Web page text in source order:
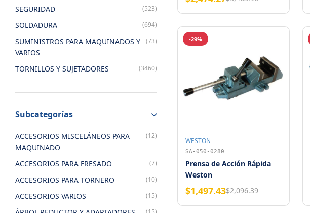
SEGURIDAD (523)
SOLDADURA (694)
SUMINISTROS PARA MAQUINADOS Y
VARIOS
(73)
TORNILLOS Y SUJETADORES (3460)
Subcategorías
ACCESORIOS MISCELÁNEOS PARA
MAQUINADO
(12)
ACCESORIOS PARA FRESADO (7)
ACCESORIOS PARA TORNERO (10)
ACCESORIOS VARIOS (15)
-29%
WESTON
SA-050-0280
Prensa de Acción Rápida
Weston
$1,497.43$2,096.39